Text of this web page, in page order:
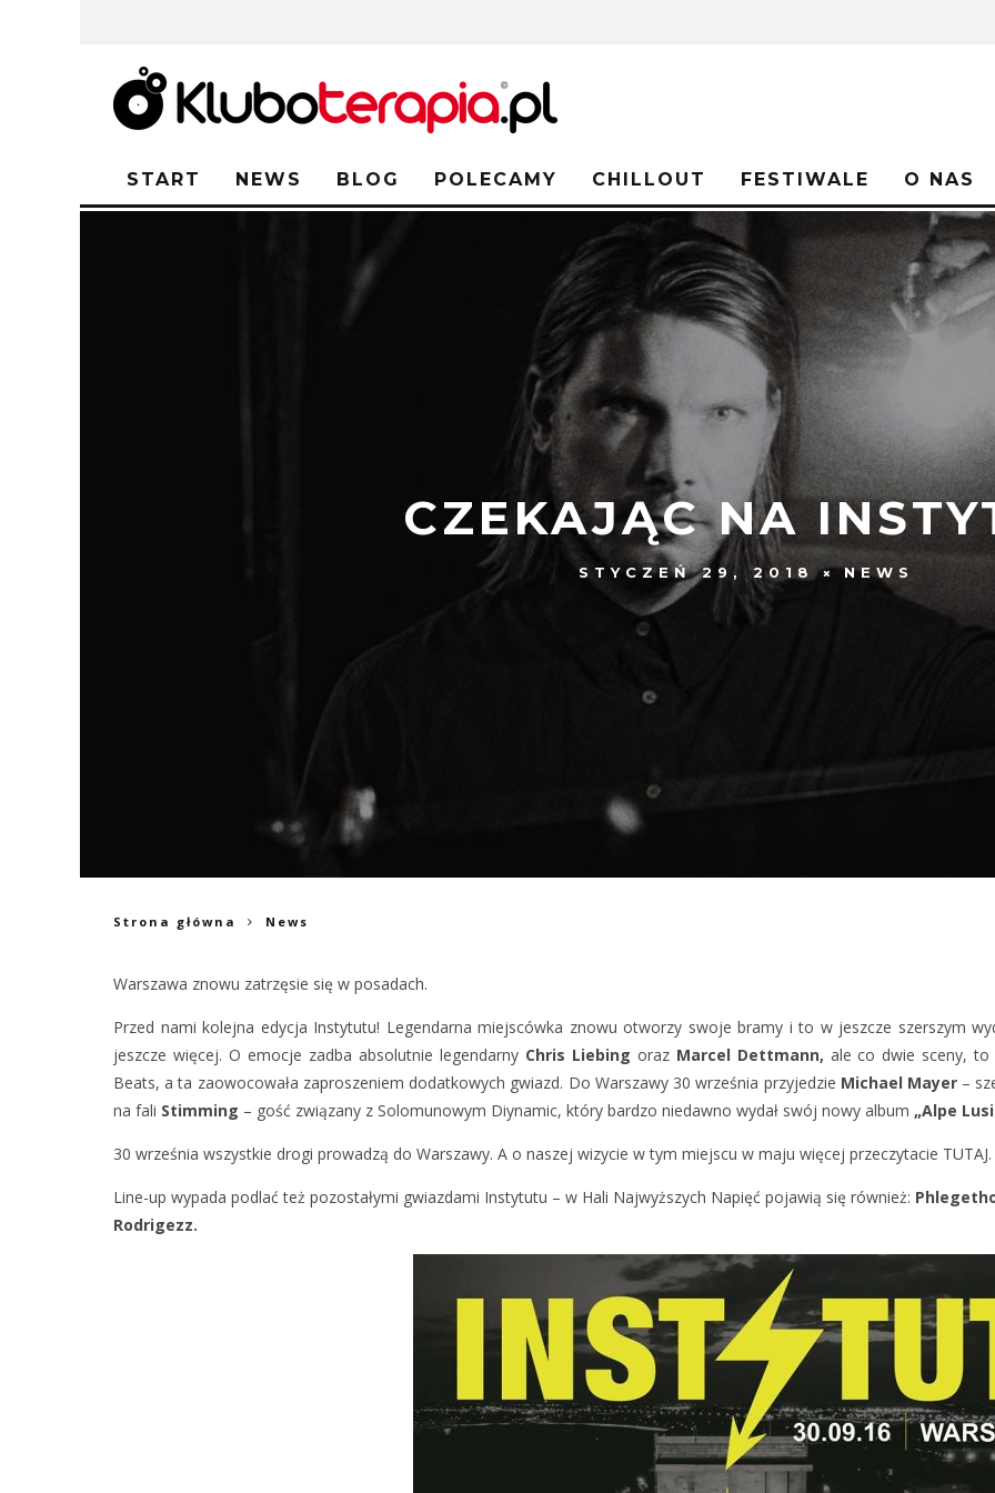
START NEWS BLOG POLECAMY CHILLOUT FESTIWALE O NAS
CZEKAJĄC NA
STYCZEŃ 29, 2018 NEWS
Strona główna News
Warszawa znowu zatrzęsie się w posadach.
Przed nami kolejna edycja Instytutu! Legendarna miejscówka znowu otworzy swoje bramy i to w jeszcze szerszym
jeszcze więcej. O emocje zadba absolutnie legendarnyChris Liebing oraz Marcel Dettmann, ale co dwie sceny, to
Beats, a ta zaowocowała zaproszeniem dodatkowych gwiazd. Do Warszawy 30 września przyjedzie Michael Mayer–
na fali Stimming – gość związany z Solomunowym Diynamic, który bardzo niedawno wydał swój nowy album „Alpe
30 września wszystkie drogi prowadzą do Warszawy. A o naszej wizycie w tym miejscu w maju więcej przeczytacie TUTAJ.
Line-up wypada podlać też pozostałymi gwiazdami Instytutu – w Hali Najwyższych Napięć pojawią się również:
Rodrigezz.